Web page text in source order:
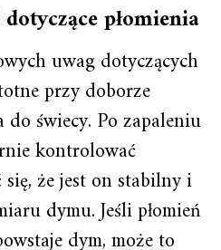
płomienia
uwag dotyczących
przy doborze
świecy. Po zapaleniu
kontrolować
że jest on stabilny i
dymu. Jeśli płomień
dym, może to